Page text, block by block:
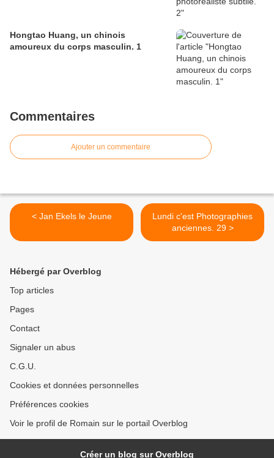
Hongtao Huang, un chinois
amoureux du corps masculin. 1
Commentaires
Ajouter un commentaire
< Jan Ekels le Jeune
Lundi c'est Photographies
anciennes. 29 >
Hébergé par Overblog
Top articles
Pages
Contact
Signaler un abus
C.G.U.
Cookies et données personnelles
Préférences cookies
Voir le profil de Romain sur le portail Overblog
Créer un blog sur Overblog